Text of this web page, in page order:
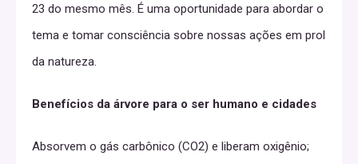
23 do mesmo mês. É uma oportunidade para abordar o
tema e tomar consciência sobre nossas ações em prol
da natureza.
Benefícios da árvore para o ser humano e cidades
Absorvem o gás carbônico (CO2) e liberam oxigênio;